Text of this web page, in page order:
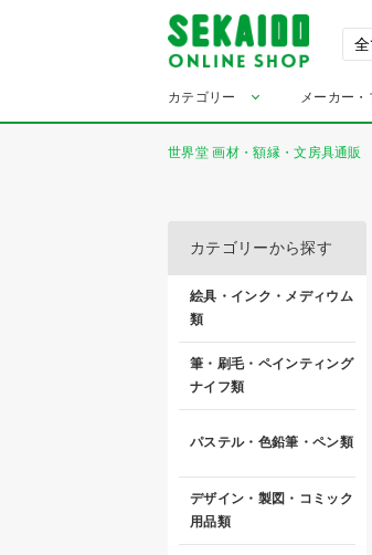
カテゴリー メーカー・
世界堂 画材・額縁・文房具通販
カテゴリーから探す
絵具・インク・メディウム
類
筆・刷毛・ペインティング
ナイフ類
パステル・色鉛筆・ペン類
デザイン・製図・コミック
用品類